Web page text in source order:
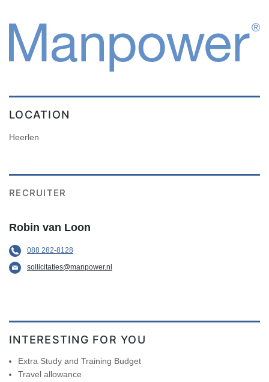
LOCATION
Heerlen
RECRUITER
Robin van Loon
088 282-8128
sollicitaties@manpower.nl
INTERESTING FOR YOU
Extra Study and Training Budget
Travel allowance